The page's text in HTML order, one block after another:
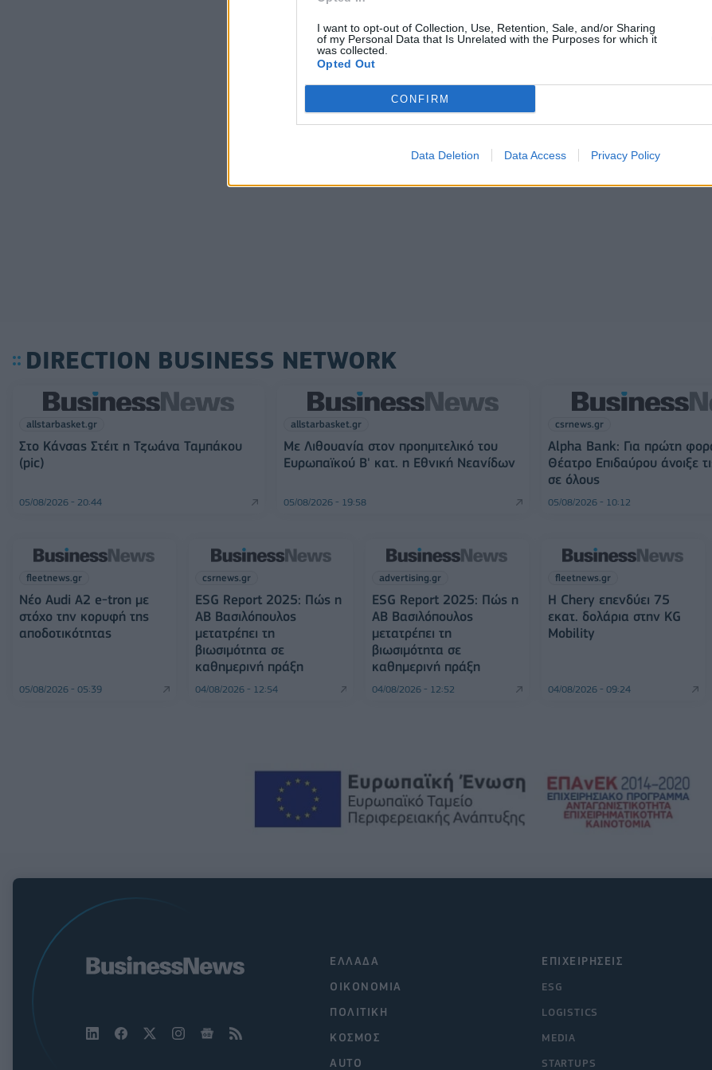
I want to opt-out of Collection, Use, Retention, Sale, and/or Sharing
of my Personal Data that Is Unrelated with the Purposes for which it
was collected.
Opted Out
CONFIRM
Data Deletion Data Access Privacy Policy
DIRECTION BUSINESS NETWORK
allstarbasket.gr
Στο Κάνσας Στέιτ η Τζωάνα Ταμπάκου
(pic)
05/08/2026 - 20:44
allstarbasket.gr
Με Λιθουανία στον προημιτελικό του
Ευρωπαϊκού Β' κατ. η Εθνική Νεανίδων
05/08/2026 - 19:58
csrnews.gr
Alpha Bank: Για πρώτη
Θέατρο Επιδαύρου άνοιξε
σε όλους
05/08/2026 - 10:12
fleetnews.gr
Νέο Audi A2 e-tron με
στόχο την κορυφή της
αποδοτικότητας
05/08/2026 - 05:39
csrnews.gr
ESG Report 2025: Πώς η
ΑΒ Βασιλόπουλος
μετατρέπει τη
βιωσιμότητα σε
καθημερινή πράξη
04/08/2026 - 12:54
advertising.gr
ESG Report 2025: Πώς η
ΑΒ Βασιλόπουλος
μετατρέπει τη
βιωσιμότητα σε
καθημερινή πράξη
04/08/2026 - 12:52
fleetnews.gr
Η Chery επενδύει 75
εκατ. δολάρια στην KG
Mobility
04/08/2026 - 09:24
ΕΠΙΧΕΙΡΗΣΕΙΣ
ESG
LOGISTICS
MEDIA
STARTUPS
ΕΛΛΑΔΑ
ΟΙΚΟΝΟΜΙΑ
ΠΟΛΙΤΙΚΗ
ΚΟΣΜΟΣ
AUTO